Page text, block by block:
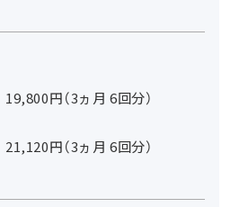
19,800円（3ヵ月 6回分）
21,120円（3ヵ月 6回分）